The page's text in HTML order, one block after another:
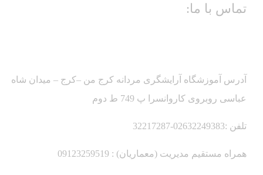
تماس با ما:
آدرس آموزشگاه آرایشگری مردانه کرج من –کرج – میدان شاه
عباسی روبروی کاروانسرا پ 749 ط دوم
تلفن :02632249383-32217287
همراه مستقیم مدیریت (معماریان) : 09123259519